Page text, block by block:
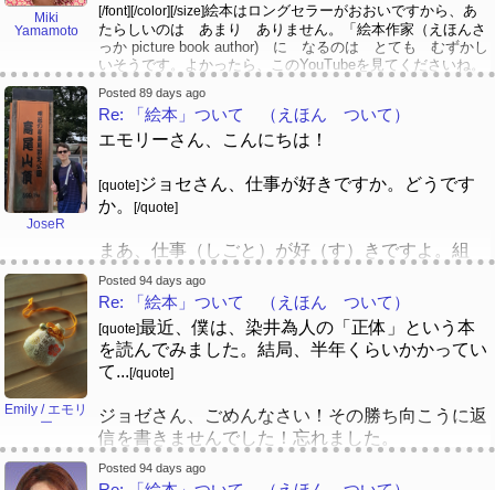
Miki
Yamamoto
[/font][/color][/size]絵本はロングセラーがおおいですから、あ
たらしいのは あまり ありません。「絵本作家（えほんさ
っか picture book author) に なるのは とても むずかし
いそうです。よかったら、このYouTubeを見てくださいね。
https://www.youtube.com/watch?
v=psCoMkMOQlY
JoseR
Posted 89 days ago
Re: 「絵本」ついて （えほん ついて）
エモリーさん、こんにちは！
[quote] ジョセさん、仕事が好きですか。どうです
か。
[/quote]
まあ、仕事（しごと）が好（す）きですよ。組
（く）み込（こ）みソフトウェアエンジニアで
す。現在（げんざい）、飛行機（ひこうき）を作
（つく）る会社（かいしゃ）に務（つと）めてい
ます。利点（りてん）はありますが、日々（ひ
び）が慌（あわただ）しくて、ストレスが溜
（た）まりやすいです。結局（けっきょく）、プ
ログラミングが大好（だいす）きなので、プログ
ラマーとして働（はたら）ければ、会社（かいし
ゃ）は別（べつ）にいいと思（おも）います。
Emily / エモリ
ー
Posted 94 days ago
Re: 「絵本」ついて （えほん ついて）
[quote]最近、僕は、染井為人の「正体」という本
を読んでみました。結局、半年くらいかかってい
て...[/quote]
ジョゼさん、ごめんなさい！その勝ち向こうに返
信を書きませんでした！忘れました。
じょぜさん、ごめんないあい！そのかち むこう
に へんしんを かきませんでした！わすれまし
Posted 94 days ago